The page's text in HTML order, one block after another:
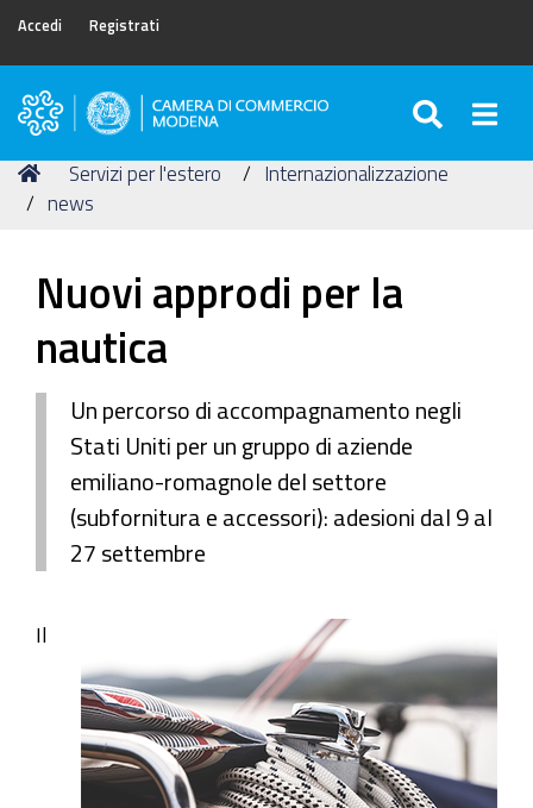
Accedi Registrati
Camera
Commercio
di
Tu
sei
Home
Servizi per l'estero
Internazionalizzazione
news
Nuovi approdi per la
nautica
Un percorso di accompagnamento negli
Stati Uniti per un gruppo di aziende
emiliano-romagnole del settore
(subfornitura e accessori): adesioni dal 9 al
27 settembre
Il